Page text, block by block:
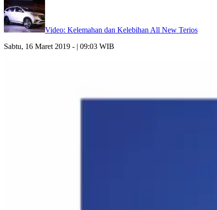
Video: Kelemahan dan Kelebihan All New Terios
Sabtu, 16 Maret 2019 - | 09:03 WIB